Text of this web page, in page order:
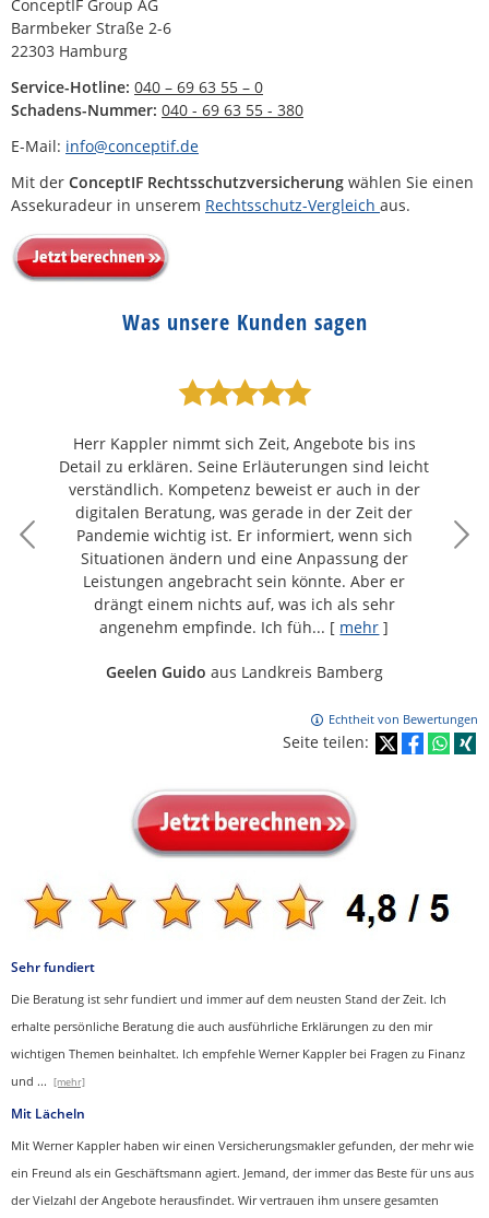
ConceptIF Group AG
Barmbeker Straße 2-6
22303 Hamburg
Service-Hotline: 040 – 69 63 55 – 0
Schadens-Nummer: 040 - 69 63 55 - 380
E-Mail: info@conceptif.de
Mit der ConceptIF Rechtsschutzversicherung wählen Sie einen
Assekuradeur in unserem Rechtsschutz-Vergleich aus.
Was unsere Kunden sagen
Herr Kappler nimmt sich Zeit, Angebote bis ins
Detail zu erklären. Seine Erläuterungen sind leicht
verständlich. Kompetenz beweist er auch in der
digitalen Beratung, was gerade in der Zeit der
Pandemie wichtig ist. Er informiert, wenn sich
Situationen ändern und eine Anpassung der
Leistungen angebracht sein könnte. Aber er
drängt einem nichts auf, was ich als sehr
angenehm empfinde. Ich füh... [ mehr ]
Geelen Guido aus Landkreis Bamberg
Echtheit von Bewertungen
Seite teilen:
Sehr fundiert
Die Beratung ist sehr fundiert und immer auf dem neusten Stand der Zeit. Ich
erhalte persönliche Beratung die auch ausführliche Erklärungen zu den mir
wichtigen Themen beinhaltet. Ich empfehle Werner Kappler bei Fragen zu Finanz
und ... [mehr]
Mit Lächeln
Mit Werner Kappler haben wir einen Ver­sicherungs­makler gefunden, der mehr wie
ein Freund als ein Geschäftsmann agiert. Jemand, der immer das Beste für uns aus
der Vielzahl der Angebote herausfindet. Wir vertrauen ihm unsere gesamten